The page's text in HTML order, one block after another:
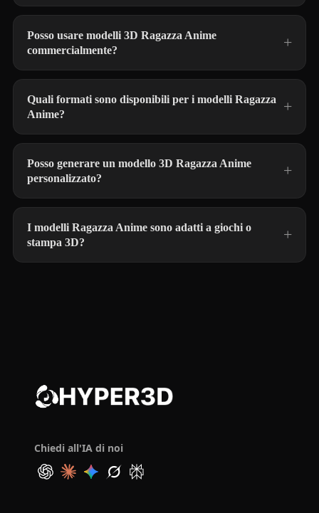
Posso usare modelli 3D Ragazza Anime
commercialmente?
Quali formati sono disponibili per i modelli Ragazza
Anime?
Posso generare un modello 3D Ragazza Anime
personalizzato?
I modelli Ragazza Anime sono adatti a giochi o
stampa 3D?
Chiedi all'IA di noi